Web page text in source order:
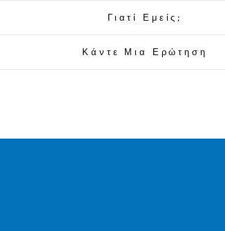
Γιατί Εμείς;
Κάντε Μια Ερώτηση